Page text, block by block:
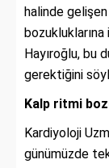
halinde gelişen
Hayıroğlu, bu
gerektiğini
Kalp ritmi
Kardiyoloji
günümüzde